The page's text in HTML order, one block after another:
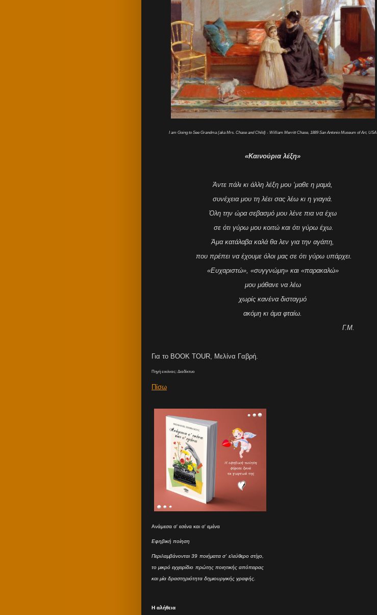
I am Going to See Grandma (aka Mrs. Chase and Child) - William Merritt Chase, 1889 San Antonio Museum of Art, USA
«Καινούρια λέξη»
Άντε πάλι κι άλλη λέξη μου ‘μαθε η μαμά,
συνέχεια μου τη λέει σας λέω κι η γιαγιά.
Όλη την ώρα σεβασμό μου λένε πια να έχω
σε ότι γύρω μου κοιτώ και ότι γύρω έχω.
Άμα κατάλαβα καλά θα λεν για την αγάπη,
που πρέπει να έχουμε όλοι μας σε ότι γύρω υπάρχει.
«Ευχαριστώ», «συγγνώμη» και «παρακαλώ»
μου μάθανε να λέω
χωρίς κανένα δισταγμό
ακόμη κι άμα φταίω.
Γ.Μ.
Για το BOOK TOUR, Μελίνα Γαβρή.
Πηγή εικόνας: Διαδίκτυο
Πίσω
Ανάμεσα σ' εσένα και σ' εμένα
Εφηβική ποίηση
Περιλαμβάνονται 39 ποιήματα σ' ελεύθερο στίχο,
το μικρό εγχειρίδιο πρώτης ποιητικής απόπειρας
και μία δραστηριότητα δημιουργικής γραφής.
Η αλήθεια